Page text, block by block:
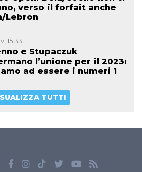
verso il forfait anche
Lebron
15:33
e Stupaczuk
l’unione per il 2023:
ad essere i numeri 1
TUTTI